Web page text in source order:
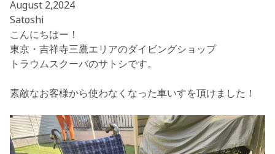
August 2,2024
Satoshi
こんにちはー！
東京・吉祥寺三鷹エリアのダイビングショップ
トラウムスクーバのサトシです。
素敵なお客様から使わなくなった車いすを頂けました！